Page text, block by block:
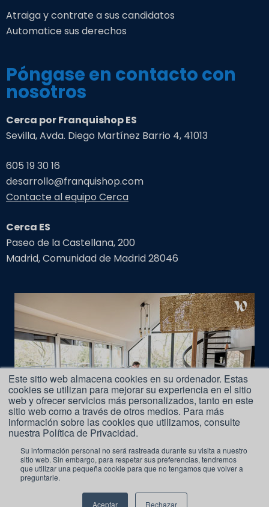
Este sitio web almacena cookies en su ordenador. Estas
cookies se utilizan para mejorar su experiencia en el sitio
web y ofrecer servicios más personalizados, tanto en este
sitio web como a través de otros medios. Para más
información sobre las cookies que utilizamos, consulte
nuestra Política de Privacidad.
Su información personal no será rastreada durante su visita a nuestro
sitio web. Sin embargo, para respetar sus preferencias, tendremos
que utilizar una pequeña cookie para que no tengamos que volver a
preguntarle.
Aceptar Rechazar
Atraiga y contrate a sus candidatos
Automatice sus derechos
Póngase en contacto con
nosotros
Cerca por Franquishop ES
Sevilla, Avda. Diego Martínez Barrio 4, 41013
605 19 30 16
desarrollo@franquishop.com
Contacte al equipo Cerca
Cerca ES
Paseo de la Castellana, 200
Madrid, Comunidad de Madrid 28046
Aviso Legal